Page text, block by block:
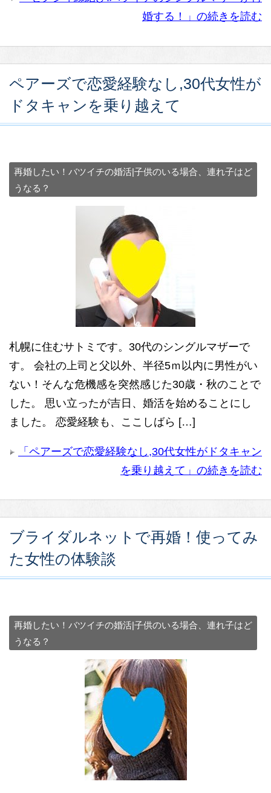
婚する！」の続きを読む
ペアーズで恋愛経験なし,30代女性が
ドタキャンを乗り越えて
再婚したい！バツイチの婚活|子供のいる場合、連れ子はど
うなる？
札幌に住むサトミです。30代のシングルマザーで
す。 会社の上司と父以外、半径5ｍ以内に男性がい
ない！そんな危機感を突然感じた30歳・秋のことで
した。 思い立ったが吉日、婚活を始めることにし
ました。 恋愛経験も、ここしばら […]
「ペアーズで恋愛経験なし,30代女性がドタキャン
を乗り越えて」の続きを読む
ブライダルネットで再婚！使ってみ
た女性の体験談
再婚したい！バツイチの婚活|子供のいる場合、連れ子はど
うなる？